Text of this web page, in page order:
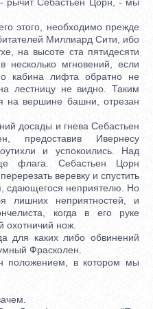
этого, необходимо прежде
Миллиард Сити, ибо
на высоте ста пятидесяти
мгновений, если
кабина лифта обратно не
лестницу не видно. Таким
на вершине башни, отрезан
досады и гнева Себастьен
предоставив Ивернесу
и успокоились. Над
флага. Себастьен Цорн
веревку и спустить
сдающегося неприятелю. Но
лишних неприятностей, и
когда в его руке
охотничий нож.
каких либо обвинений
Фрасколен.
в котором мы